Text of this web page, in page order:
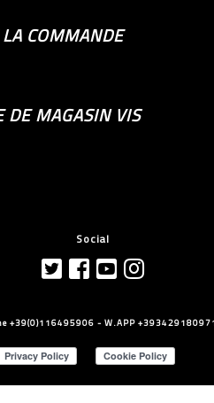
COMMANDE
DE MAGASIN VIS
Social
+39(0)116495906 - W.APP